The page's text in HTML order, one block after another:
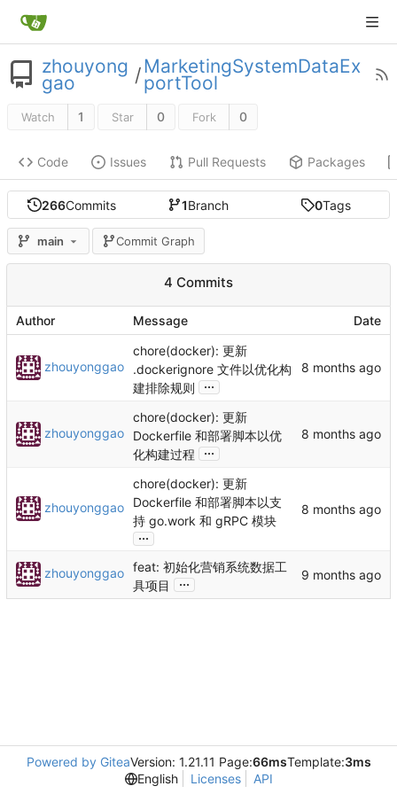
zhouyong
gao /MarketingSystemDataEx
portTool
Watch 1 Star 0 Fork 0
Code Issues Pull Requests Packages
266Commits 1Branch 0Tags
main Commit Graph
4 Commits
Author Message Date
zhouyonggao
chore(docker): 更新
.dockerignore 文件以优化构
建排除规则
...
zhouyonggao
chore(docker): 更新
Dockerfile 和部署脚本以优
化构建过程
...
zhouyonggao
chore(docker): 更新
Dockerfile 和部署脚本以支
持 go.work 和 gRPC 模块
...
zhouyonggao
feat: 初始化营销系统数据工
具项目
...
Powered by GiteaVersion: 1.21.11 Page:66msTemplate:3ms
English
Licenses API